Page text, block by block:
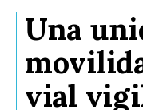
Una
vial